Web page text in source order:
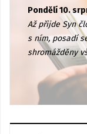
Pondělí 10.
Až přijde Syn
s ním, posadí
shromážděny